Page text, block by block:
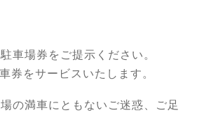
車場券をご提示ください。
券をサービスいたします。
の満車にともないご迷惑、ご足